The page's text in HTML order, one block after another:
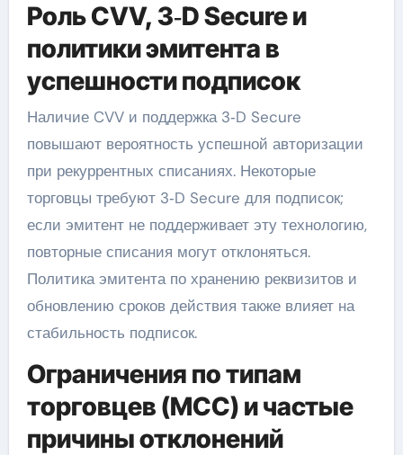
Роль CVV, 3‑D Secure и
политики эмитента в
успешности подписок
Наличие CVV и поддержка 3‑D Secure
повышают вероятность успешной авторизации
при рекуррентных списаниях. Некоторые
торговцы требуют 3‑D Secure для подписок;
если эмитент не поддерживает эту технологию,
повторные списания могут отклоняться.
Политика эмитента по хранению реквизитов и
обновлению сроков действия также влияет на
стабильность подписок.
Ограничения по типам
торговцев (MCC) и частые
причины отклонений